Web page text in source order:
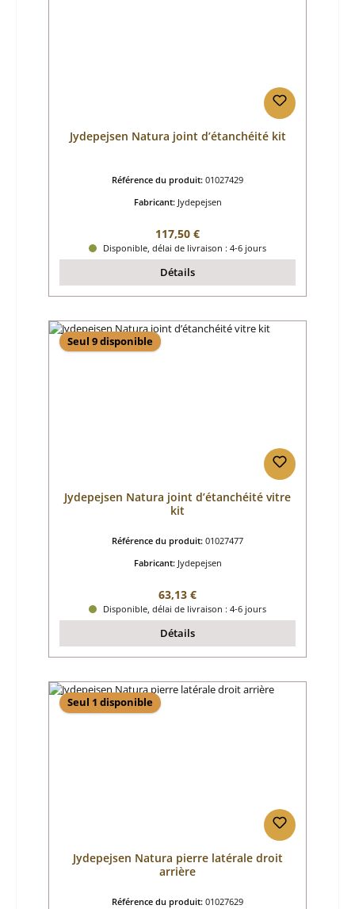
Jydepejsen Natura joint d’étanchéité kit
Référence du produit: 01027429
Fabricant: Jydepejsen
Prix régulier :
117,50 €
Disponible, délai de livraison : 4-6 jours
Détails
Seul 9 disponible
Jydepejsen Natura joint d’étanchéité vitre
kit
Référence du produit: 01027477
Fabricant: Jydepejsen
Prix régulier :
63,13 €
Disponible, délai de livraison : 4-6 jours
Détails
Seul 1 disponible
Jydepejsen Natura pierre latérale droit
arrière
Référence du produit: 01027629